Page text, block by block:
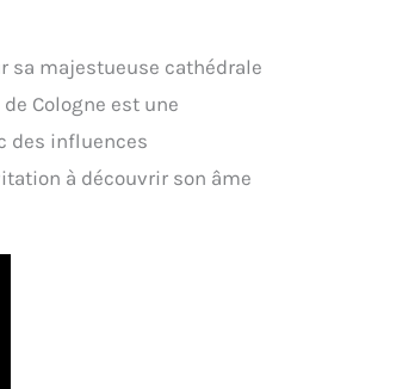
sa majestueuse cathédrale
Cologne est une
des influences
à découvrir son âme